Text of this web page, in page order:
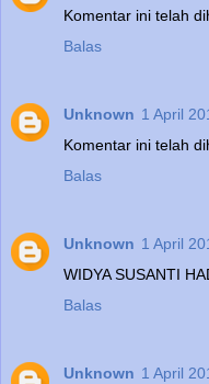
Komentar ini telah
Balas
Unknown 1 April
Komentar ini telah
Balas
Unknown 1 April
WIDYA SUSANTI
Balas
Unknown 1 April